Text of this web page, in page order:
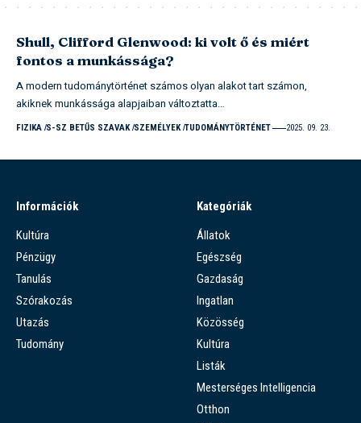
Shull, Clifford Glenwood: ki volt ő és miért
fontos a munkássága?
A modern tudománytörténet számos olyan alakot tart számon,
akiknek munkássága alapjaiban változtatta…
FIZIKA S-SZ BETŰS SZAVAK SZEMÉLYEK TUDOMÁNYTÖRTÉNET 2025. 09. 23.
Információk
Kultúra
Pénzügy
Tanulás
Szórakozás
Utazás
Tudomány
Kategóriák
Állatok
Egészség
Gazdaság
Ingatlan
Közösség
Kultúra
Listák
Mesterséges Intelligencia
Otthon